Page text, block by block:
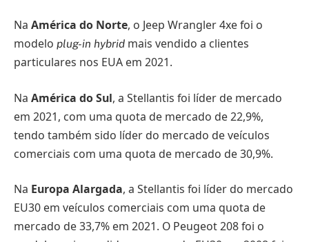
Na América do Norte, o Jeep Wrangler 4xe foi o
modelo plug-in hybrid mais vendido a clientes
particulares nos EUA em 2021.
Na América do Sul, a Stellantis foi líder de mercado
em 2021, com uma quota de mercado de 22,9%,
tendo também sido líder do mercado de veículos
comerciais com uma quota de mercado de 30,9%.
Na Europa Alargada, a Stellantis foi líder do mercado
EU30 em veículos comerciais com uma quota de
mercado de 33,7% em 2021. O Peugeot 208 foi o